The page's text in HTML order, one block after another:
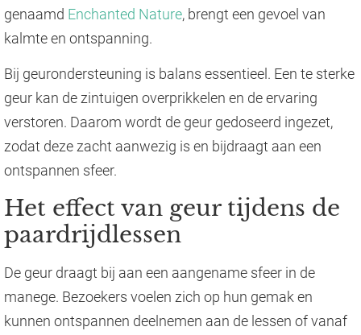
genaamd Enchanted Nature, brengt een gevoel van
kalmte en ontspanning.
Bij geurondersteuning is balans essentieel. Een te sterke
geur kan de zintuigen overprikkelen en de ervaring
verstoren. Daarom wordt de geur gedoseerd ingezet,
zodat deze zacht aanwezig is en bijdraagt aan een
ontspannen sfeer.
Het effect van geur tijdens de
paardrijdlessen
De geur draagt bij aan een aangename sfeer in de
manege. Bezoekers voelen zich op hun gemak en
kunnen ontspannen deelnemen aan de lessen of vanaf